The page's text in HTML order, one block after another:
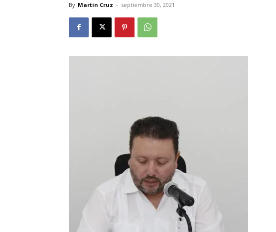
By Martin Cruz - septiembre 30, 2021